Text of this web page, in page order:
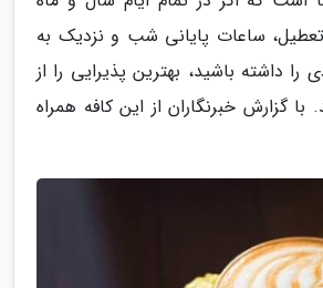
ساعات پایانی شب و نزدیک به
داشته باشید، بهترین پذیرایی را از
گزارش خبرنگاران از این کافه همراه